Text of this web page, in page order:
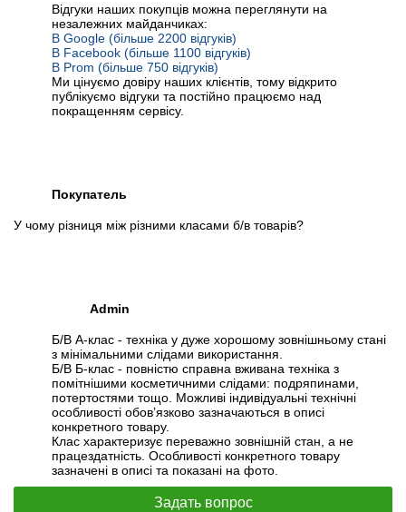
Відгуки наших покупців можна переглянути на
незалежних майданчиках:
В Google (більше 2200 відгуків)
В Facebook (більше 1100 відгуків)
В Prom (більше 750 відгуків)
Ми цінуємо довіру наших клієнтів, тому відкрито
публікуємо відгуки та постійно працюємо над
покращенням сервісу.
Покупатель
У чому різниця між різними класами б/в товарів?
Admin
Б/В А-клас - техніка у дуже хорошому зовнішньому стані
з мінімальними слідами використання.
Б/В Б-клас - повністю справна вживана техніка з
помітнішими косметичними слідами: подряпинами,
потертостями тощо. Можливі індивідуальні технічні
особливості обов’язково зазначаються в описі
конкретного товару.
Клас характеризує переважно зовнішній стан, а не
працездатність. Особливості конкретного товару
зазначені в описі та показані на фото.
Задать вопрос